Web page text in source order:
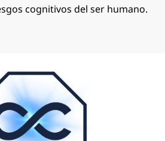
cognitivos del ser humano.